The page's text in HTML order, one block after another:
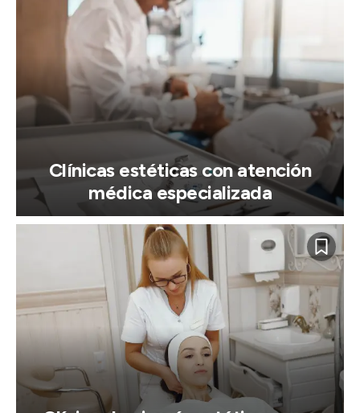
Clínicas estéticas con atención
médica especializada